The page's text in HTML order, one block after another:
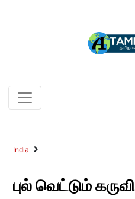
India
புல் வெட்டும்